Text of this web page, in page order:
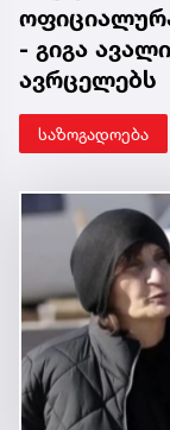
- გიგა
ავრცელებს
საზოგადოება